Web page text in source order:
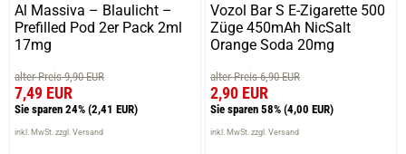
Al Massiva – Blaulicht –
Prefilled Pod 2er Pack 2ml
17mg
alter Preis 9,90 EUR
7,49 EUR
Sie sparen 24% (2,41 EUR)
inkl. MwSt. zzgl. Versand
Vozol Bar S E-Zigarette 500
Züge 450mAh NicSalt
Orange Soda 20mg
alter Preis 6,90 EUR
2,90 EUR
Sie sparen 58% (4,00 EUR)
inkl. MwSt. zzgl. Versand